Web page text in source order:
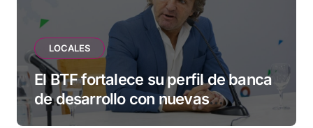
LOCALES
El BTF fortalece su perfil de banca
de desarrollo con nuevas
herramientas para familias y